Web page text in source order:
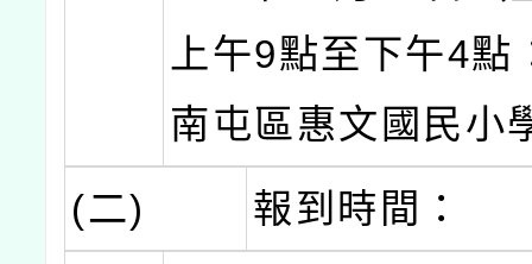
上午9點至下午4點
南屯區惠文國民小
(二)
報到時間：